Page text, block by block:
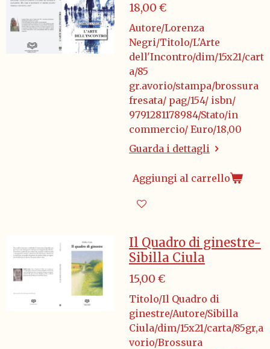
18,00 €
Autore/Lorenza
Negri/Titolo/L'Arte
dell'Incontro/dim/15x21/cart
a/85
gr.avorio/stampa/brossura
fresata/ pag/154/ isbn/
9791281178984/Stato/in
commercio/ Euro/18,00
Guarda i dettagli
Aggiungi al carrello
Il Quadro di ginestre-
Sibilla Ciula
15,00 €
Titolo/Il Quadro di
ginestre/Autore/Sibilla
Ciula/dim/15x21/carta/85gr,a
vorio/Brossura